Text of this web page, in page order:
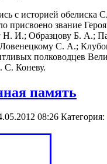
с историей обелиска
присвоено звание
И.; Образцову Б. А.;
С. А.;
полководцев
С. Коневу.
память
08:26 Категория: